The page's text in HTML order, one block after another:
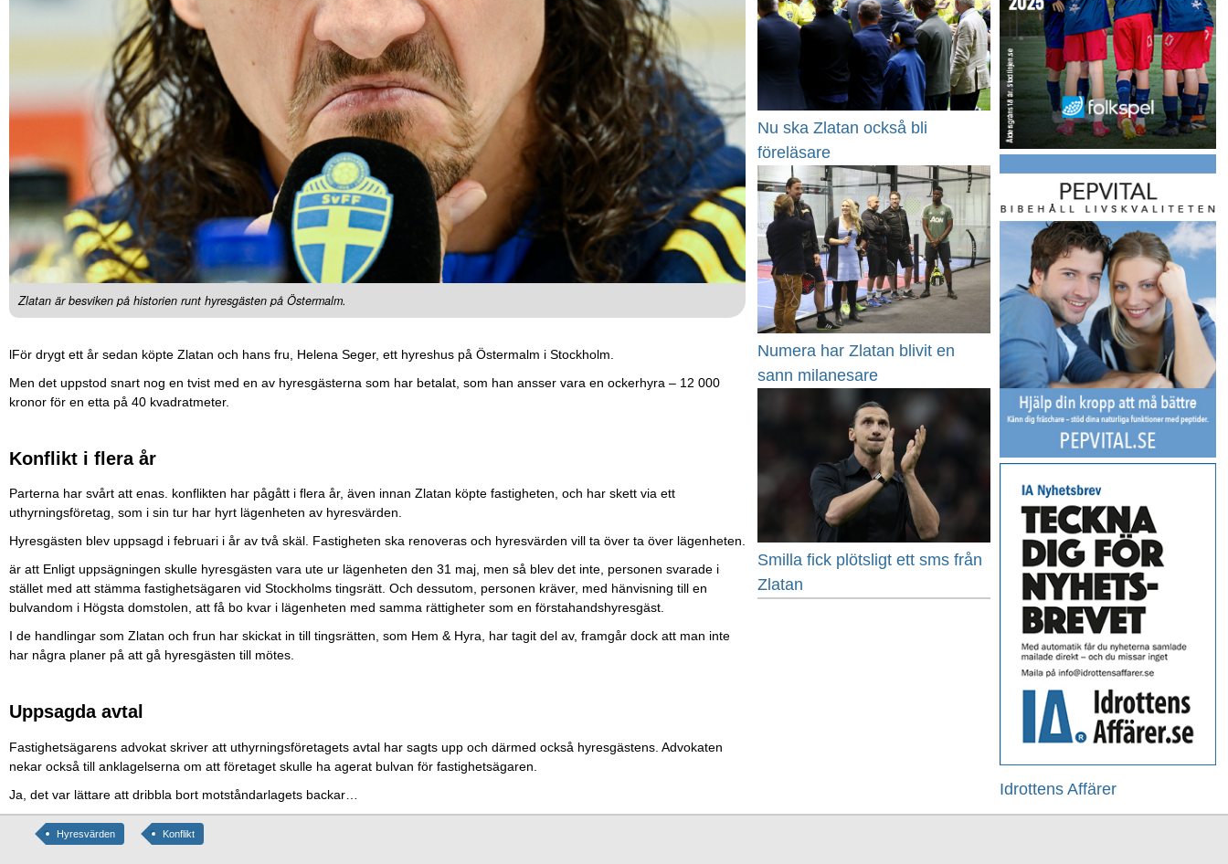
Zlatan är besviken på historien runt hyresgästen på Östermalm.
lFör drygt ett år sedan köpte Zlatan och hans fru, Helena Seger, ett hyreshus på Östermalm i Stockholm.
Men det uppstod snart nog en tvist med en av hyresgästerna som har betalat, som han ansser vara en ockerhyra – 12 000
kronor för en etta på 40 kvadratmeter.
Konflikt i flera år
Parterna har svårt att enas. konflikten har pågått i flera år, även innan Zlatan köpte fastigheten, och har skett via ett
uthyrningsföretag, som i sin tur har hyrt lägenheten av hyresvärden.
Hyresgästen blev uppsagd i februari i år av två skäl. Fastigheten ska renoveras och hyresvärden vill ta över ta över lägenheten.
är att Enligt uppsägningen skulle hyresgästen vara ute ur lägenheten den 31 maj, men så blev det inte, personen svarade i
stället med att stämma fastighetsägaren vid Stockholms tingsrätt. Och dessutom, personen kräver, med hänvisning till en
bulvandom i Högsta domstolen, att få bo kvar i lägenheten med samma rättigheter som en förstahandshyresgäst.
I de handlingar som Zlatan och frun har skickat in till tingsrätten, som Hem & Hyra, har tagit del av, framgår dock att man inte
har några planer på att gå hyresgästen till mötes.
Uppsagda avtal
Fastighetsägarens advokat skriver att uthyrningsföretagets avtal har sagts upp och därmed också hyresgästens. Advokaten
nekar också till anklagelserna om att företaget skulle ha agerat bulvan för fastighetsägaren.
Ja, det var lättare att dribbla bort motståndarlagets backar…
Hyresvärden Konflikt
Idrottens Affärer
Nu ska Zlatan också bli
föreläsare
Numera har Zlatan blivit en
sann milanesare
Smilla fick plötsligt ett sms från
Zlatan